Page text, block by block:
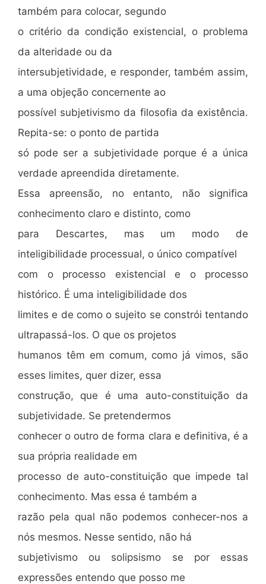
também para colocar, segundo
o critério da condição existencial, o problema
da alteridade ou da
intersubjetividade, e responder, também assim,
a uma objeção concernente ao
possível subjetivismo da filosofia da existência.
Repita-se: o ponto de partida
só pode ser a subjetividade porque é a única
verdade apreendida diretamente.
Essa apreensão, no entanto, não significa
conhecimento claro e distinto, como
para Descartes, mas um modo de
inteligibilidade processual, o único compatível
com o processo existencial e o processo
histórico. É uma inteligibilidade dos
limites e de como o sujeito se constrói tentando
ultrapassá-los. O que os projetos
humanos têm em comum, como já vimos, são
esses limites, quer dizer, essa
construção, que é uma auto-constituição da
subjetividade. Se pretendermos
conhecer o outro de forma clara e definitiva, é a
sua própria realidade em
processo de auto-constituição que impede tal
conhecimento. Mas essa é também a
razão pela qual não podemos conhecer-nos a
nós mesmos. Nesse sentido, não há
subjetivismo ou solipsismo se por essas
expressões entendo que posso me